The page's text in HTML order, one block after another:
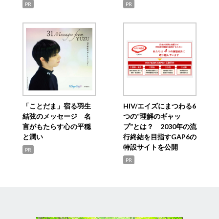
PR PR
「ことだま」宿る羽生
結弦のメッセージ 名
言がもたらす心の平穏
と潤い
PR
HIV/エイズにまつわる6
つの“理解のギャッ
プ”とは？ 2030年の流
行終結を目指すGAP6の
特設サイトを公開
PR